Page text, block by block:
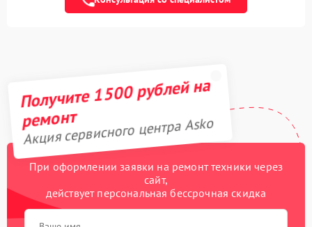
управления (мат.платы,
мейн платы)
500 рублей
морозильного отделения
500 рублей
Замена нагревателя
испарителя
500 рублей
Замена мотор-
компрессора
590 рублей
Замена дефростера 1290 рублей
Получите 1500 рублей на
ремонт
Акция сервисного центра Asko
При оформлении заявки на ремонт техники через
сайт,
действует персональная бессрочная скидка